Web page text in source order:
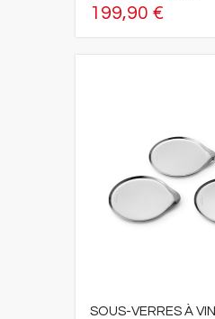
199,90 €
SOUS-VERRES À VIN